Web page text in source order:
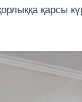
қарсы